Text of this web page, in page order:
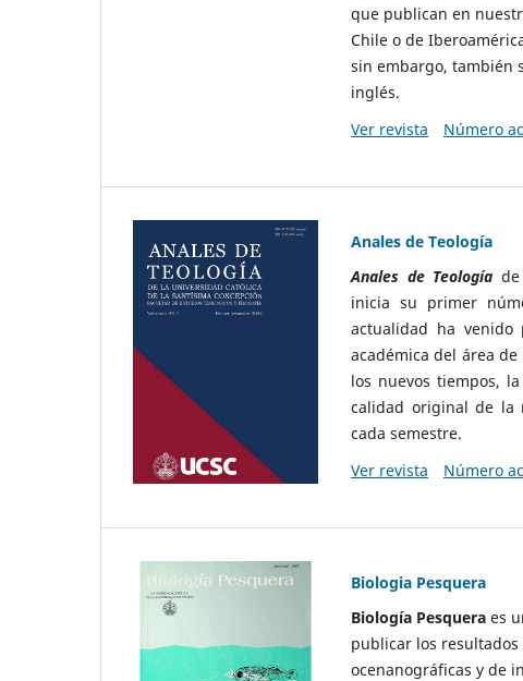
que publican en
Chile o de
sin embargo, también
inglés.
Ver revista
Número
Anales de Teología
Anales de Teología
inicia su primer
actualidad ha venido
académica del área
los nuevos tiempos,
calidad original de la
cada semestre.
Ver revista
Número
Biologia Pesquera
Biología Pesquera es
publicar los
ocenanográficas y de